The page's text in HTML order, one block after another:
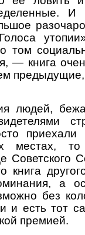
И
том
— книга
людей,
местах,
Советского
а
без
и есть тот
премией.